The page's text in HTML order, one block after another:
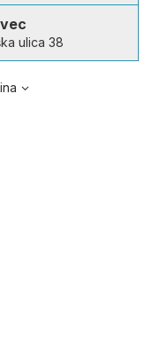
ulica 38